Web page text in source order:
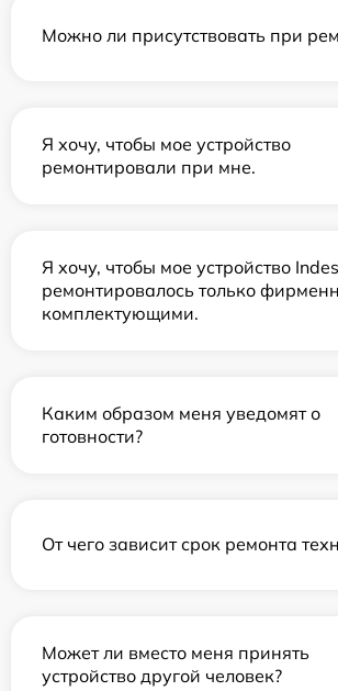
Можно ли присутствовать при
Я хочу, чтобы мое устройство
ремонтировали при мне.
Я хочу, чтобы мое устройство
ремонтировалось только
комплектующими.
Каким образом меня уведомят о
готовности?
От чего зависит срок ремонта
Может ли вместо меня принять
устройство другой человек?